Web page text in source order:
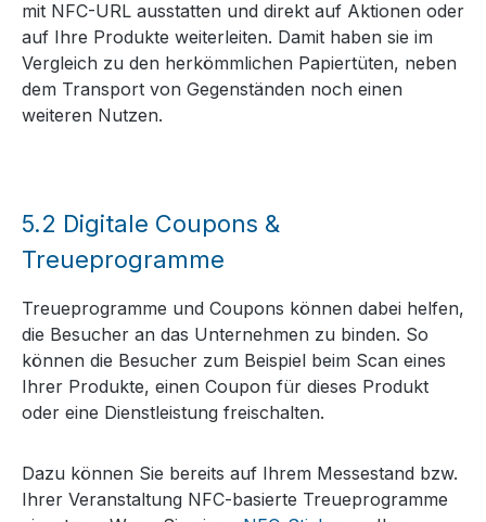
mit NFC-URL ausstatten und direkt auf Aktionen oder
auf Ihre Produkte weiterleiten. Damit haben sie im
Vergleich zu den herkömmlichen Papiertüten, neben
dem Transport von Gegenständen noch einen
weiteren Nutzen.
5.2 Digitale Coupons &
Treueprogramme
Treueprogramme und Coupons können dabei helfen,
die Besucher an das Unternehmen zu binden. So
können die Besucher zum Beispiel beim Scan eines
Ihrer Produkte, einen Coupon für dieses Produkt
oder eine Dienstleistung freischalten.
Dazu können Sie bereits auf Ihrem Messestand bzw.
Ihrer Veranstaltung NFC-basierte Treueprogramme